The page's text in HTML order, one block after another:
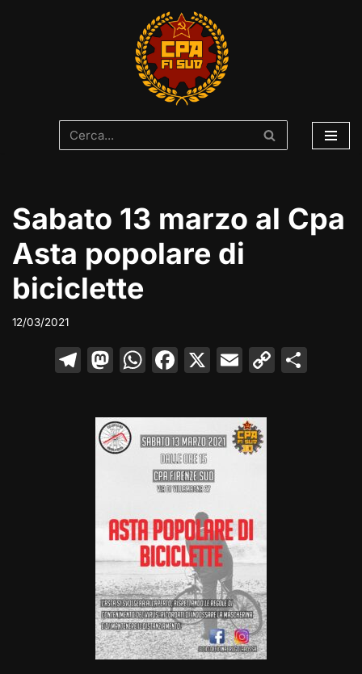
Sabato 13 marzo al Cpa
Asta popolare di
biciclette
12/03/2021
T
e
gr
M
st
o
d
n
W
at
s
A
p
p
F
c
e
b
o
o
k
X E
ai
l
C